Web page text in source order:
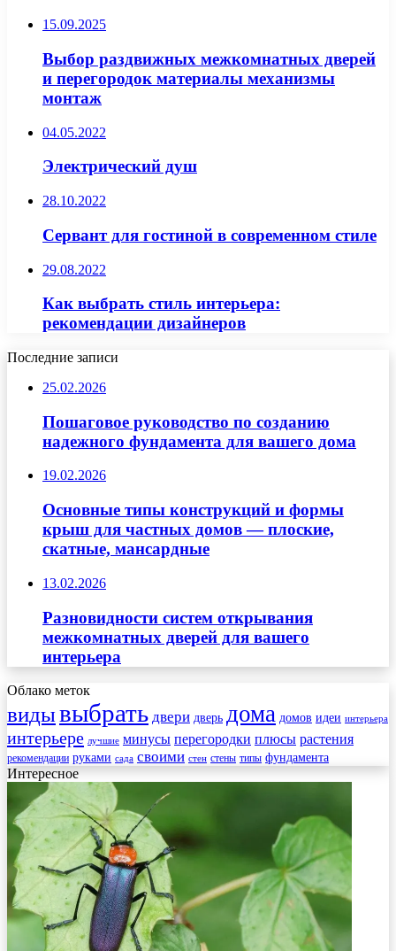
15.09.2025
Выбор раздвижных межкомнатных дверей
и перегородок материалы механизмы
монтаж
04.05.2022
Электрический душ
28.10.2022
Сервант для гостиной в современном стиле
29.08.2022
Как выбрать стиль интерьера:
рекомендации дизайнеров
Последние записи
25.02.2026
Пошаговое руководство по созданию
надежного фундамента для вашего дома
19.02.2026
Основные типы конструкций и формы
крыш для частных домов — плоские,
скатные, мансардные
13.02.2026
Разновидности систем открывания
межкомнатных дверей для вашего
интерьера
Облако меток
видывыбрать двери дверь дома домов идеи интерьера
интерьере лучшие минусы перегородки плюсы растения
рекомендации руками сада своими стен стены типы фундамента
Интересное